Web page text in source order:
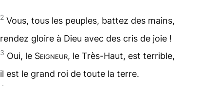
2 Vous, tous les peuples, battez des mains,
rendez gloire à Dieu avec des cris de joie !
3 Oui, le Seigneur, le Très-Haut, est terrible,
il est le grand roi de toute la terre.